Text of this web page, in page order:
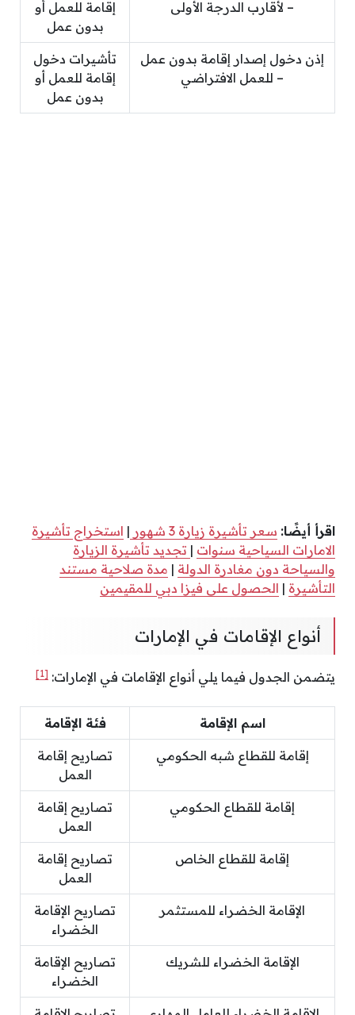
– لأقارب الدرجة الأولى
إقامة للعمل أو
بدون عمل
إذن دخول إصدار إقامة بدون عمل
– للعمل الافتراضي
تأشيرات دخول
إقامة للعمل أو
بدون عمل
اقرأ أيضًا: سعر تأشيرة زيارة 3 شهور | استخراج تأشيرة
الامارات السياحية سنوات | تجديد تأشيرة الزيارة
والسياحة دون مغادرة الدولة | مدة صلاحية مستند
التأشيرة | الحصول على فيزا دبي للمقيمين
أنواع الإقامات في الإمارات
يتضمن الجدول فيما يلي أنواع الإقامات في الإمارات: [1]
اسم الإقامة فئة الإقامة
إقامة للقطاع شبه الحكومي
تصاريح إقامة
العمل
إقامة للقطاع الحكومي
تصاريح إقامة
العمل
إقامة للقطاع الخاص
تصاريح إقامة
العمل
الإقامة الخضراء للمستثمر
تصاريح الإقامة
الخضراء
الإقامة الخضراء للشريك
تصاريح الإقامة
الخضراء